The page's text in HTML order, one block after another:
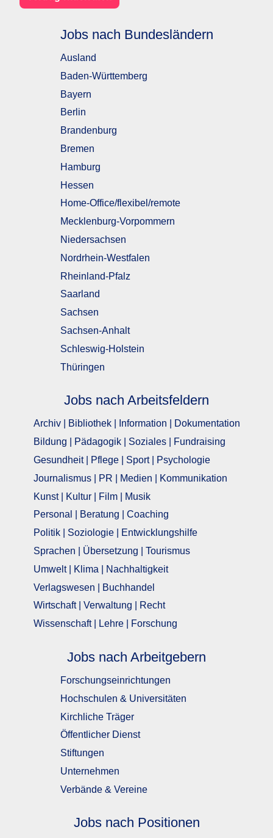
Jobs nach Bundesländern
Ausland
Baden-Württemberg
Bayern
Berlin
Brandenburg
Bremen
Hamburg
Hessen
Home-Office/flexibel/remote
Mecklenburg-Vorpommern
Niedersachsen
Nordrhein-Westfalen
Rheinland-Pfalz
Saarland
Sachsen
Sachsen-Anhalt
Schleswig-Holstein
Thüringen
Jobs nach Arbeitsfeldern
Archiv | Bibliothek | Information | Dokumentation
Bildung | Pädagogik | Soziales | Fundraising
Gesundheit | Pflege | Sport | Psychologie
Journalismus | PR | Medien | Kommunikation
Kunst | Kultur | Film | Musik
Personal | Beratung | Coaching
Politik | Soziologie | Entwicklungshilfe
Sprachen | Übersetzung | Tourismus
Umwelt | Klima | Nachhaltigkeit
Verlagswesen | Buchhandel
Wirtschaft | Verwaltung | Recht
Wissenschaft | Lehre | Forschung
Jobs nach Arbeitgebern
Forschungseinrichtungen
Hochschulen & Universitäten
Kirchliche Träger
Öffentlicher Dienst
Stiftungen
Unternehmen
Verbände & Vereine
Jobs nach Positionen